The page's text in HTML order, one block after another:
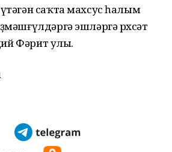
саҡта махсус һалым
эшләргә рөхсәт
Фәрит улы.